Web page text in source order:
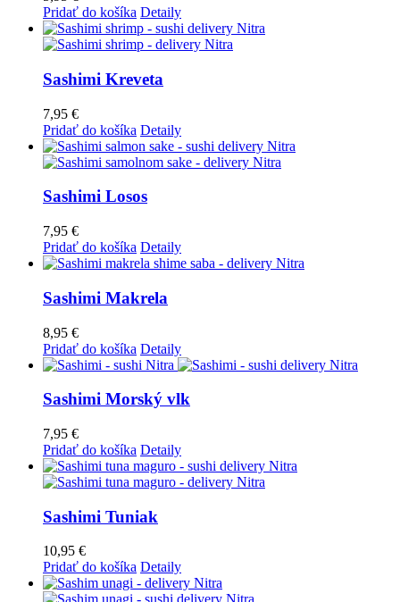
Pridať do košíka Detaily
Sashimi Kreveta
7,95 €
Pridať do košíka Detaily
Sashimi Losos
7,95 €
Pridať do košíka Detaily
Sashimi Makrela
8,95 €
Pridať do košíka Detaily
Sashimi Morský vlk
7,95 €
Pridať do košíka Detaily
Sashimi Tuniak
10,95 €
Pridať do košíka Detaily